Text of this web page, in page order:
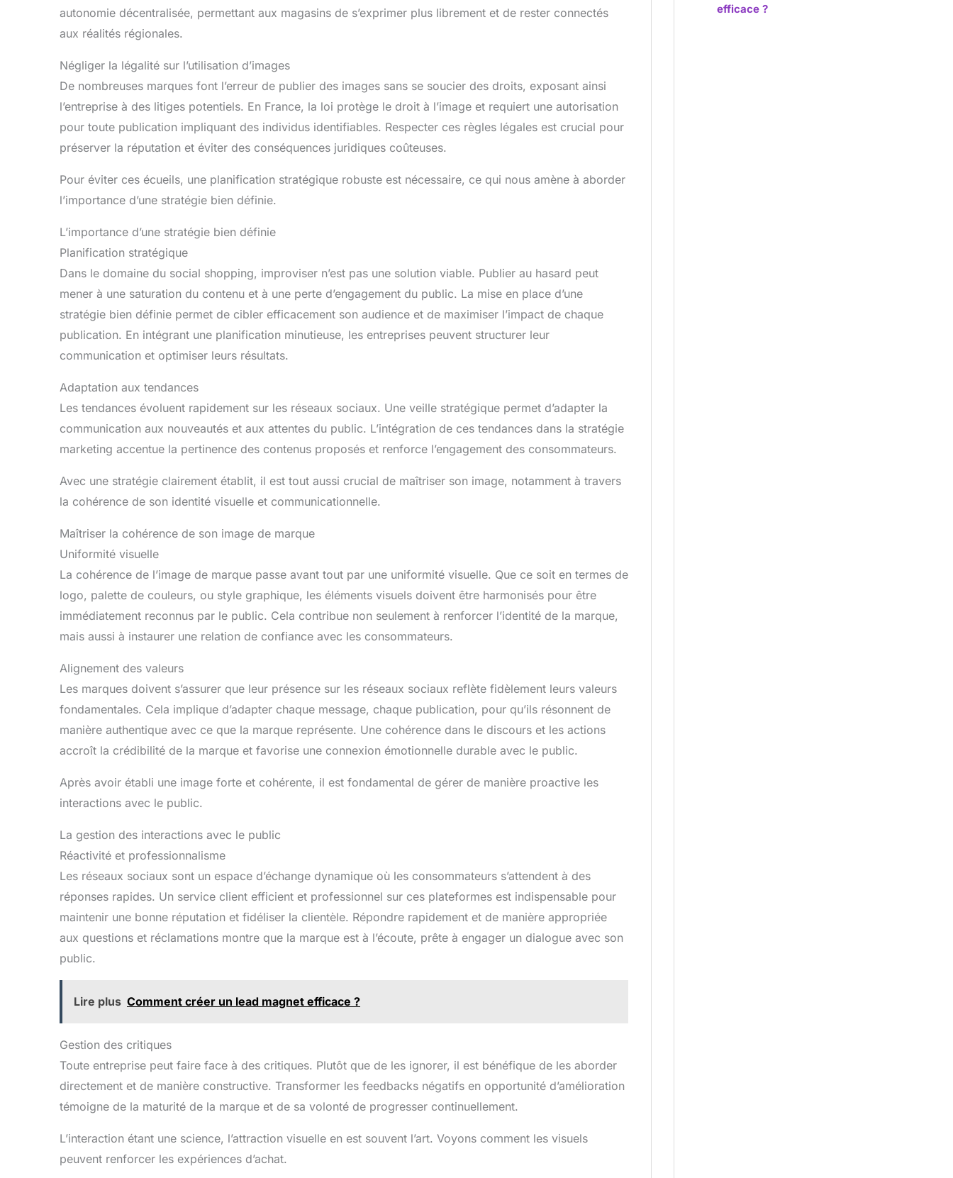
autonomie décentralisée, permettant aux magasins de s’exprimer plus librement et de rester connectés
aux réalités régionales.
Négliger la légalité sur l’utilisation d’images
De nombreuses marques font l’erreur de publier des images sans se soucier des droits, exposant ainsi
l’entreprise à des litiges potentiels. En France, la loi protège le droit à l’image et requiert une autorisation
pour toute publication impliquant des individus identifiables. Respecter ces règles légales est crucial pour
préserver la réputation et éviter des conséquences juridiques coûteuses.
Pour éviter ces écueils, une planification stratégique robuste est nécessaire, ce qui nous amène à aborder
l’importance d’une stratégie bien définie.
L’importance d’une stratégie bien définie
Planification stratégique
Dans le domaine du social shopping, improviser n’est pas une solution viable. Publier au hasard peut
mener à une saturation du contenu et à une perte d’engagement du public. La mise en place d’une
stratégie bien définie permet de cibler efficacement son audience et de maximiser l’impact de chaque
publication. En intégrant une planification minutieuse, les entreprises peuvent structurer leur
communication et optimiser leurs résultats.
Adaptation aux tendances
Les tendances évoluent rapidement sur les réseaux sociaux. Une veille stratégique permet d’adapter la
communication aux nouveautés et aux attentes du public. L’intégration de ces tendances dans la stratégie
marketing accentue la pertinence des contenus proposés et renforce l’engagement des consommateurs.
Avec une stratégie clairement établit, il est tout aussi crucial de maîtriser son image, notamment à travers
la cohérence de son identité visuelle et communicationnelle.
Maîtriser la cohérence de son image de marque
Uniformité visuelle
La cohérence de l’image de marque passe avant tout par une uniformité visuelle. Que ce soit en termes de
logo, palette de couleurs, ou style graphique, les éléments visuels doivent être harmonisés pour être
immédiatement reconnus par le public. Cela contribue non seulement à renforcer l’identité de la marque,
mais aussi à instaurer une relation de confiance avec les consommateurs.
Alignement des valeurs
Les marques doivent s’assurer que leur présence sur les réseaux sociaux reflète fidèlement leurs valeurs
fondamentales. Cela implique d’adapter chaque message, chaque publication, pour qu’ils résonnent de
manière authentique avec ce que la marque représente. Une cohérence dans le discours et les actions
accroît la crédibilité de la marque et favorise une connexion émotionnelle durable avec le public.
Après avoir établi une image forte et cohérente, il est fondamental de gérer de manière proactive les
interactions avec le public.
La gestion des interactions avec le public
Réactivité et professionnalisme
Les réseaux sociaux sont un espace d’échange dynamique où les consommateurs s’attendent à des
réponses rapides. Un service client efficient et professionnel sur ces plateformes est indispensable pour
maintenir une bonne réputation et fidéliser la clientèle. Répondre rapidement et de manière appropriée
aux questions et réclamations montre que la marque est à l’écoute, prête à engager un dialogue avec son
public.
Lire plus Comment créer un lead magnet efficace ?
Gestion des critiques
Toute entreprise peut faire face à des critiques. Plutôt que de les ignorer, il est bénéfique de les aborder
directement et de manière constructive. Transformer les feedbacks négatifs en opportunité d’amélioration
témoigne de la maturité de la marque et de sa volonté de progresser continuellement.
L’interaction étant une science, l’attraction visuelle en est souvent l’art. Voyons comment les visuels
peuvent renforcer les expériences d’achat.
efficace ?